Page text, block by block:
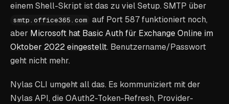
einem Shell-Skript ist das zu viel Setup. SMTP über
smtp.office365.com auf Port 587 funktioniert noch,
aber Microsoft hat Basic Auth für Exchange Online im
Oktober 2022 eingestellt. Benutzername/Passwort
geht nicht mehr.
Nylas CLI umgeht all das. Es kommuniziert mit der
Nylas API, die OAuth2-Token-Refresh, Provider-